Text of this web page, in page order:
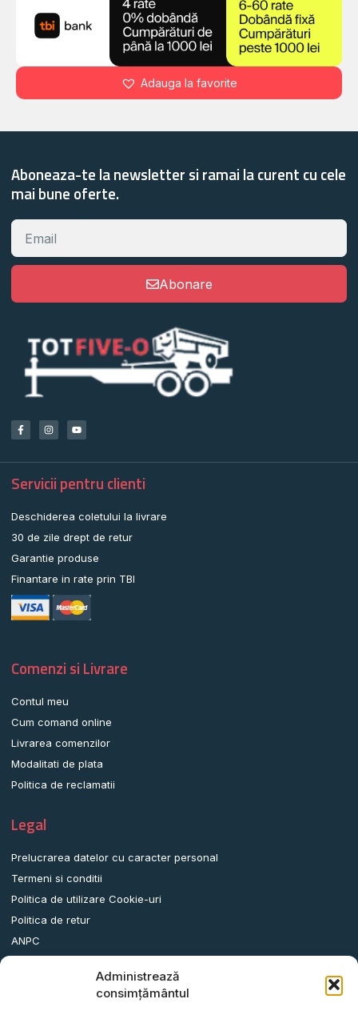
Administrează
consimțământul
Adauga la favorite
Aboneaza-te la newsletter si ramai la curent cu cele
mai bune oferte.
Abonare
Servicii pentru clienti
Deschiderea coletului la livrare
30 de zile drept de retur
Garantie produse
Finantare in rate prin TBI
Comenzi si Livrare
Contul meu
Cum comand online
Livrarea comenzilor
Modalitati de plata
Politica de reclamatii
Legal
Prelucrarea datelor cu caracter personal
Termeni si conditii
Politica de utilizare Cookie-uri
Politica de retur
ANPC